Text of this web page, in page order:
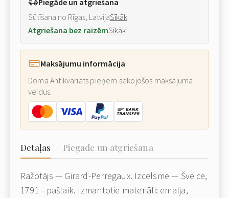
Piegāde un atgriešana
Sūtīšana no Rīgas, LatvijaSīkāk
Atgriešana bez raizēmSīkāk
Maksājumu informācija
Doma Antikvariāts pieņem sekojošos maksājuma
veidus:
Detaļas Piegāde un atgriešana
Ražotājs — Girard-Perregaux. Izcelsme — Šveice,
1791 - pašlaik. Izmantotie materiāli: emalja,